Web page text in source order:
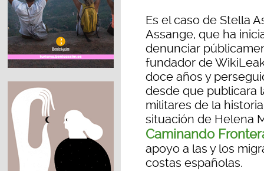
Es el caso de Stella
Assange, que ha
denunciar
fundador de
doce años y
desde que publicara
militares de la
situación de Helena
Caminando
apoyo a las y los
costas españolas.